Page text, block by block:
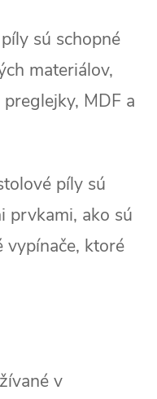
sú schopné
materiálov,
MDF a
píly sú
prvkami, ako sú
vypínače, ktoré
v